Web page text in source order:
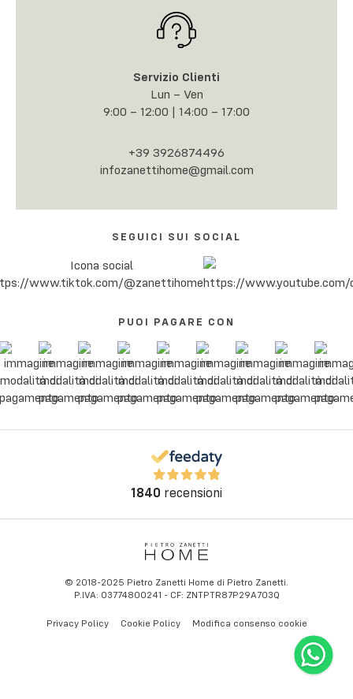
Servizio Clienti
Lun – Ven
9:00 – 12:00 | 14:00 – 17:00
+39 3926874496
infozanettihome@gmail.com
SEGUICI SUI SOCIAL
PUOI PAGARE CON
1840 recensioni
© 2018-2025 Pietro Zanetti Home di Pietro Zanetti.
P.IVA: 03774800241 - CF: ZNTPTR87P29A703Q
Privacy Policy Cookie Policy Modifica consenso cookie